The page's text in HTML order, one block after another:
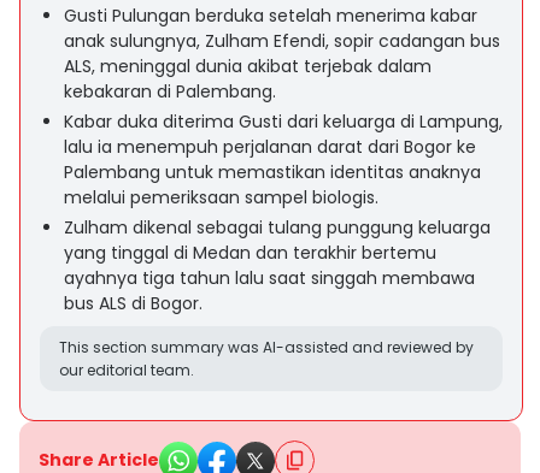
Gusti Pulungan berduka setelah menerima kabar
anak sulungnya, Zulham Efendi, sopir cadangan bus
ALS, meninggal dunia akibat terjebak dalam
kebakaran di Palembang.
Kabar duka diterima Gusti dari keluarga di Lampung,
lalu ia menempuh perjalanan darat dari Bogor ke
Palembang untuk memastikan identitas anaknya
melalui pemeriksaan sampel biologis.
Zulham dikenal sebagai tulang punggung keluarga
yang tinggal di Medan dan terakhir bertemu
ayahnya tiga tahun lalu saat singgah membawa
bus ALS di Bogor.
This section summary was AI-assisted and reviewed by
our editorial team.
Share Article